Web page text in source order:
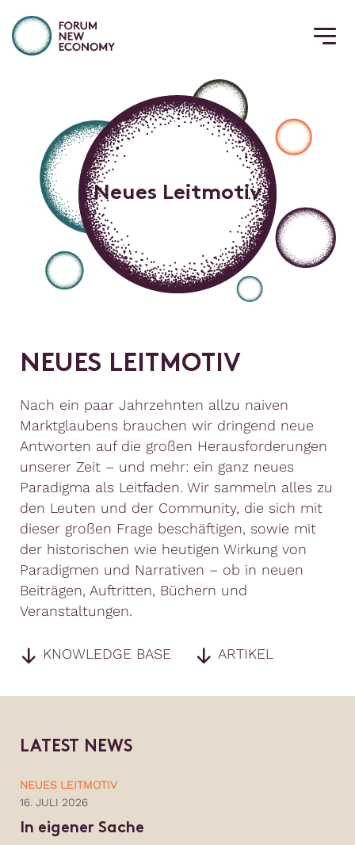
Neues Leitmotiv
NEUES LEITMOTIV
Nach ein paar Jahrzehnten allzu naiven
Marktglaubens brauchen wir dringend neue
Antworten auf die großen Herausforderungen
unserer Zeit – und mehr: ein ganz neues
Paradigma als Leitfaden. Wir sammeln alles zu
den Leuten und der Community, die sich mit
dieser großen Frage beschäftigen, sowie mit
der historischen wie heutigen Wirkung von
Paradigmen und Narrativen – ob in neuen
Beiträgen, Auftritten, Büchern und
Veranstaltungen.
KNOWLEDGE BASE ARTIKEL
LAT EST N EWS
NEUES LEITMOTIV
16. JULI 2026
In eigener Sache